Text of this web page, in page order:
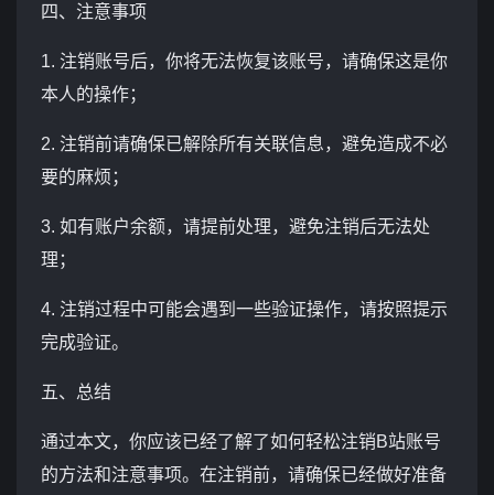
四、注意事项
1. 注销账号后，你将无法恢复该账号，请确保这是你
本人的操作；
2. 注销前请确保已解除所有关联信息，避免造成不必
要的麻烦；
3. 如有账户余额，请提前处理，避免注销后无法处
理；
4. 注销过程中可能会遇到一些验证操作，请按照提示
完成验证。
五、总结
通过本文，你应该已经了解了如何轻松注销B站账号
的方法和注意事项。在注销前，请确保已经做好准备